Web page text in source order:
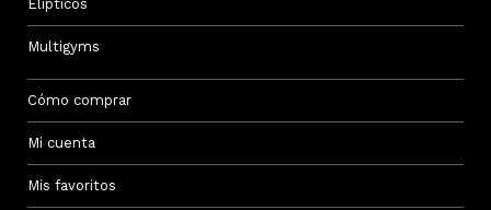
Elípticos
Multigyms
Cómo comprar
Mi cuenta
Mis favoritos